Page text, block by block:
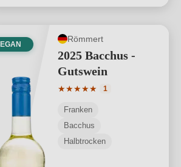
von 5 Sternen
Römmert
2025 Bacchus -
Gutswein
★★★★★
Durchschnittliche
1
Franken
Bacchus
Halbtrocken